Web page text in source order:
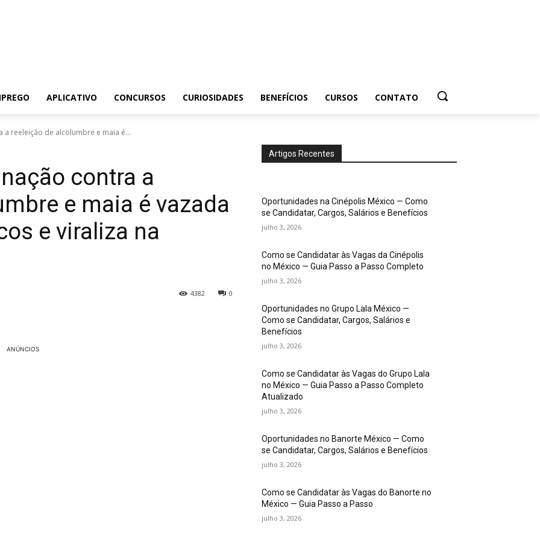
APLICATIVO CONCURSOS CURIOSIDADES BENEFÍCIOS CURSOS CONTATO
a reeleição de alcolumbre e maia é...
nação contra a
e maia é vazada
e viraliza na
0
4382
ANÚNCIOS
Artigos Recentes
Oportunidades na Cinépolis México — Como
se Candidatar, Cargos, Salários e Benefícios
julho 3, 2026
Como se Candidatar às Vagas da Cinépolis
no México — Guia Passo a Passo Completo
julho 3, 2026
Oportunidades no Grupo Lala México —
Como se Candidatar, Cargos, Salários e
Benefícios
julho 3, 2026
Como se Candidatar às Vagas do Grupo Lala
no México — Guia Passo a Passo Completo
Atualizado
julho 3, 2026
Oportunidades no Banorte México — Como
se Candidatar, Cargos, Salários e Benefícios
julho 3, 2026
Como se Candidatar às Vagas do Banorte no
México — Guia Passo a Passo
julho 3, 2026